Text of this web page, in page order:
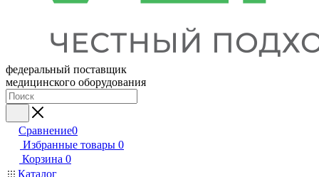
федеральный поставщик
медицинского оборудования
Сравнение0
Избранные товары 0
Корзина 0
Каталог